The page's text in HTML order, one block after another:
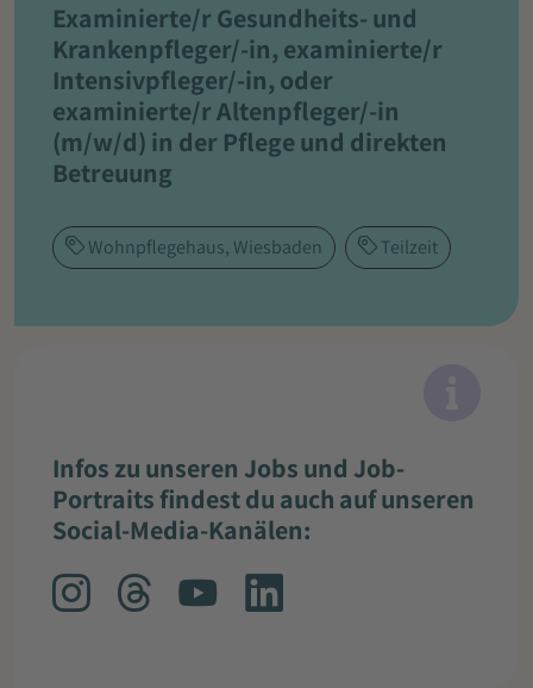
Examinierte/r Gesundheits- und
Krankenpfleger/-in, examinierte/r
Intensivpfleger/-in, oder
examinierte/r Altenpfleger/-in
(m/w/d) in der Pflege und direkten
Betreuung
Wohnpflegehaus, Wiesbaden Teilzeit
Infos zu unseren Jobs und Job-
Portraits findest du auch auf unseren
Social-Media-Kanälen: